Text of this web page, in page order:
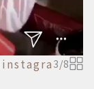
instagra 3/8